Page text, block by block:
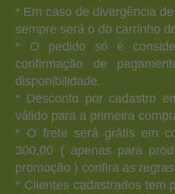
* Em caso de divergência
sempre será o do carrinho
* O pedido só é
confirmação de
disponibilidade.
* Desconto por cadastro
válido para a primeira
* O frete será grátis em
300,00 ( apenas para
promoção ) confira as
* Clientes cadastrados tem